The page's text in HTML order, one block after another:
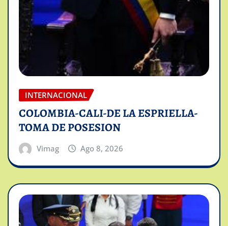
INTERNACIONAL
COLOMBIA-CALI-DE LA ESPRIELLA-
TOMA DE POSESION
Vimag Ago 8, 2026